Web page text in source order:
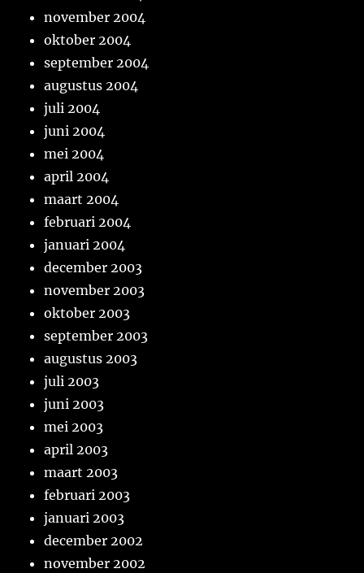
november 2004
oktober 2004
september 2004
augustus 2004
juli 2004
juni 2004
mei 2004
april 2004
maart 2004
februari 2004
januari 2004
december 2003
november 2003
oktober 2003
september 2003
augustus 2003
juli 2003
juni 2003
mei 2003
april 2003
maart 2003
februari 2003
januari 2003
december 2002
november 2002